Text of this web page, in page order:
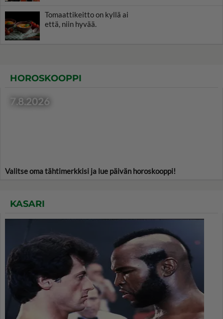
Tomaattikeitto on kyllä ai
että, niin hyvää.
HOROSKOOPPI
7.8.2026
Valitse oma tähtimerkkisi ja lue päivän horoskooppi!
KASARI